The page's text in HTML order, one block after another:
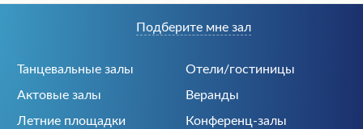
Танцевальные залы
Отели/гостиницы
Актовые залы
Веранды
Летние площадки
Конференц-залы
Подберите мне зал